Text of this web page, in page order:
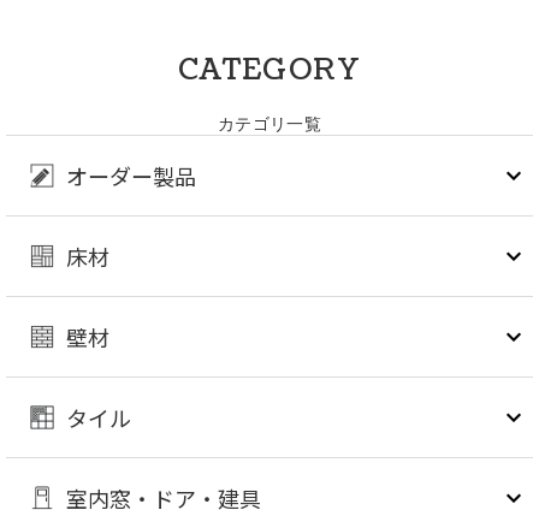
CATEGORY
カテゴリ一覧
オーダー製品
床材
壁材
タイル
室内窓・ドア・建具